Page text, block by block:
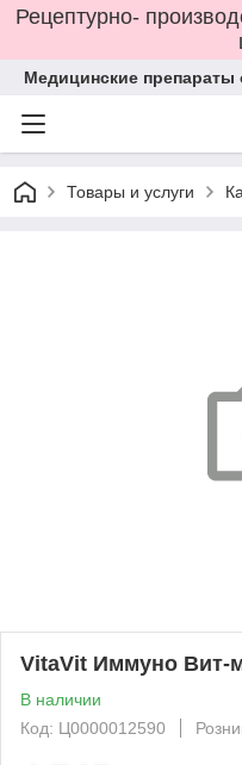
Рецептурно-
Медицинские препараты
Товары и услуги
VitaVit Иммуно Вит-
В наличии
Код: Ц0000012590